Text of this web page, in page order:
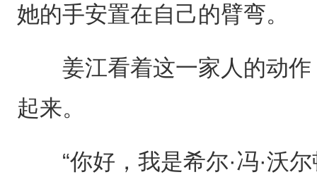
她的手安置在自己的臂弯。
姜江看着这一家人的动作
起来。
“你好，我是希尔·冯·沃尔